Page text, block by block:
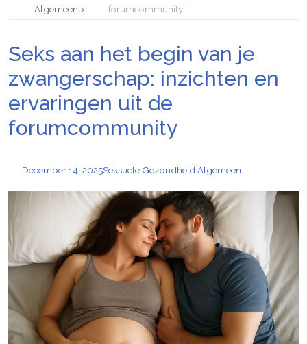
Algemeen
forumcommunity
Seks aan het begin van je
zwangerschap: inzichten en
ervaringen uit de
forumcommunity
December 14, 2025Seksuele Gezondheid Algemeen